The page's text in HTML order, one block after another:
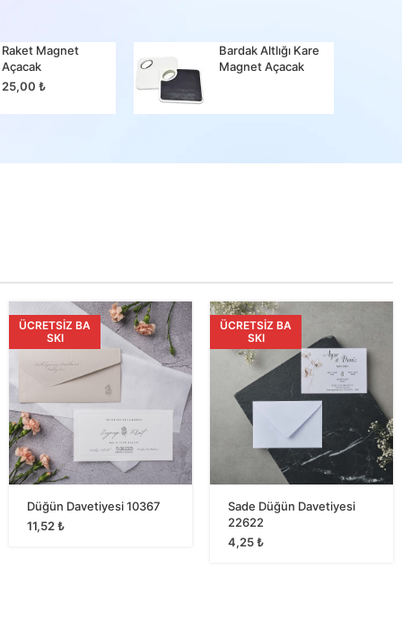
Raket Magnet
Açacak
25,00₺
Bardak Altlığı Kare
Magnet Açacak
ÜCRETSIZ BA
SKI
Düğün Davetiyesi 10367
11,52₺
ÜCRETSIZ BA
SKI
Sade Düğün Davetiyesi
22622
4,25₺